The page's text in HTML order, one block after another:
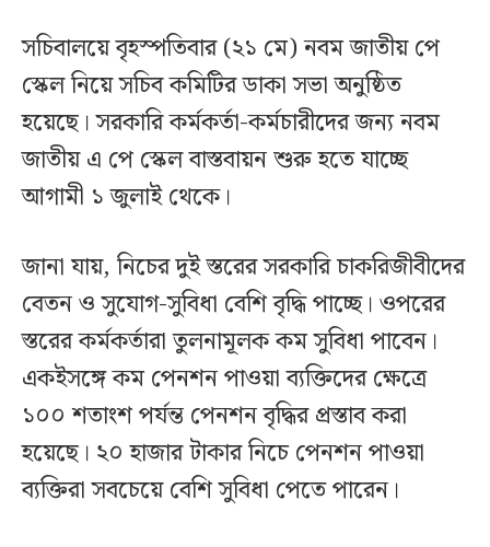
সচিবালয়ে বৃহস্পতিবার (২১ মে) নবম জাতীয় পে
স্কেল নিয়ে সচিব কমিটির ডাকা সভা অনুষ্ঠিত
হয়েছে। সরকারি কর্মকর্তা-কর্মচারীদের জন্য নবম
জাতীয় এ পে স্কেল বাস্তবায়ন শুরু হতে যাচ্ছে
আগামী ১ জুলাই থেকে।
জানা যায়, নিচের দুই স্তরের সরকারি চাকরিজীবীদের
বেতন ও সুযোগ-সুবিধা বেশি বৃদ্ধি পাচ্ছে। ওপরের
স্তরের কর্মকর্তারা তুলনামূলক কম সুবিধা পাবেন।
একইসঙ্গে কম পেনশন পাওয়া ব্যক্তিদের ক্ষেত্রে
১০০ শতাংশ পর্যন্ত পেনশন বৃদ্ধির প্রস্তাব করা
হয়েছে। ২০ হাজার টাকার নিচে পেনশন পাওয়া
ব্যক্তিরা সবচেয়ে বেশি সুবিধা পেতে পারেন।